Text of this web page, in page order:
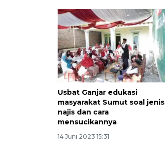
Usbat Ganjar edukasi
masyarakat Sumut soal jenis
najis dan cara
mensucikannya
14 Juni 2023 15:31